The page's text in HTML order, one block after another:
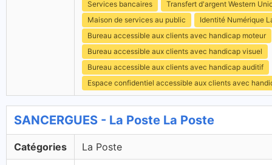
Services bancaires
Transfert d'argent Western
Maison de services au public
Identité Numérique
Bureau accessible aux clients avec handicap moteur
Bureau accessible aux clients avec handicap visuel
Bureau accessible aux clients avec handicap auditif
Espace confidentiel accessible aux clients avec
SANCERGUES - La Poste La Poste
Catégories La Poste